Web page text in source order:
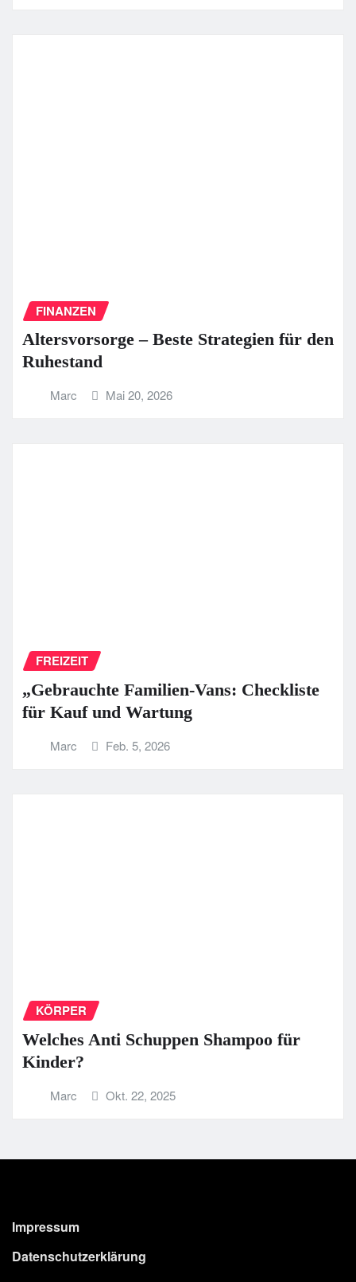
FINANZEN
Altersvorsorge – Beste Strategien für den
Ruhestand
Marc Mai 20, 2026
FREIZEIT
„Gebrauchte Familien-Vans: Checkliste
für Kauf und Wartung
Marc Feb. 5, 2026
KÖRPER
Welches Anti Schuppen Shampoo für
Kinder?
Marc Okt. 22, 2025
Impressum
Datenschutzerklärung